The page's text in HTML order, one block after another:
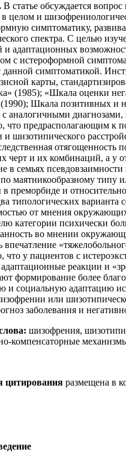
В статье обсуждается
целом и
симптоматику,
спектра. С целью
и адаптационных
с истероформной
данной симптоматикой.
карты,
(1985); «Шкала оценки
Шкала позитивных и
аналогичными
что предрасполагающим к
шизотипического
отягощенность
черт и их комбинаций, а у
в семьях
маятникообразному типу
преморбиде и
типологических варианта
от мнения
категории психически
во мнении
впечатление
что у пациентов с
реакции и
формирование более
и социальную адаптацию
или
заболевания и
шизофрения,
компенсаторные
цитирования размещена в